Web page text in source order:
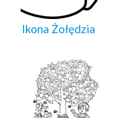
Ikona Żołędzia